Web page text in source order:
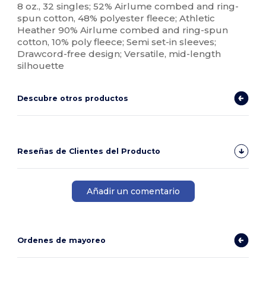
8 oz., 32 singles; 52% Airlume combed and ring-
spun cotton, 48% polyester fleece; Athletic
Heather 90% Airlume combed and ring-spun
cotton, 10% poly fleece; Semi set-in sleeves;
Drawcord-free design; Versatile, mid-length
silhouette
Descubre otros productos
Reseñas de Clientes del Producto
Añadir un comentario
Ordenes de mayoreo